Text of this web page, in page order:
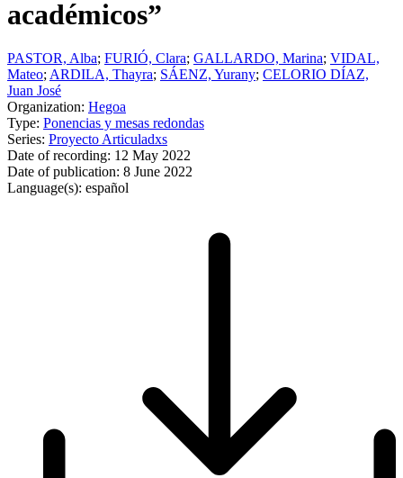
académicos”
PASTOR, Alba; FURIÓ, Clara; GALLARDO, Marina; VIDAL,
Mateo;ARDILA, Thayra; SÁENZ, Yurany; CELORIO DÍAZ,
Juan José
Organization: Hegoa
Type: Ponencias y mesas redondas
Series: Proyecto Articuladxs
Date of recording: 12 May 2022
Date of publication: 8 June 2022
Language(s): español